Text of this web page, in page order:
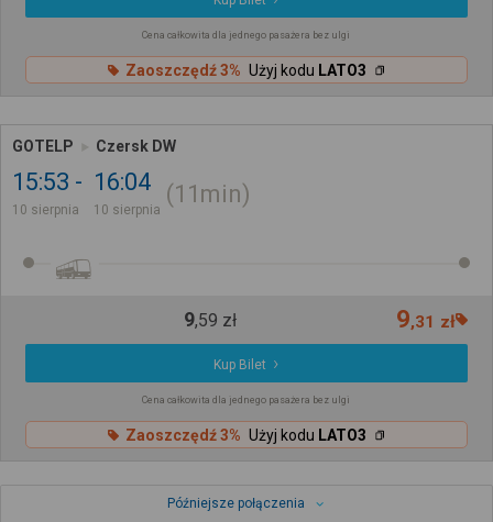
Cena całkowita dla jednego pasażera bez ulgi
Zaoszczędź 3% Użyj kodu LATO3
GOTELP Czersk DW
15:53
10 sierpnia
16:04
10 sierpnia
11min
9,59 zł 9,31 zł
Kup Bilet
Cena całkowita dla jednego pasażera bez ulgi
Zaoszczędź 3% Użyj kodu LATO3
Późniejsze połączenia